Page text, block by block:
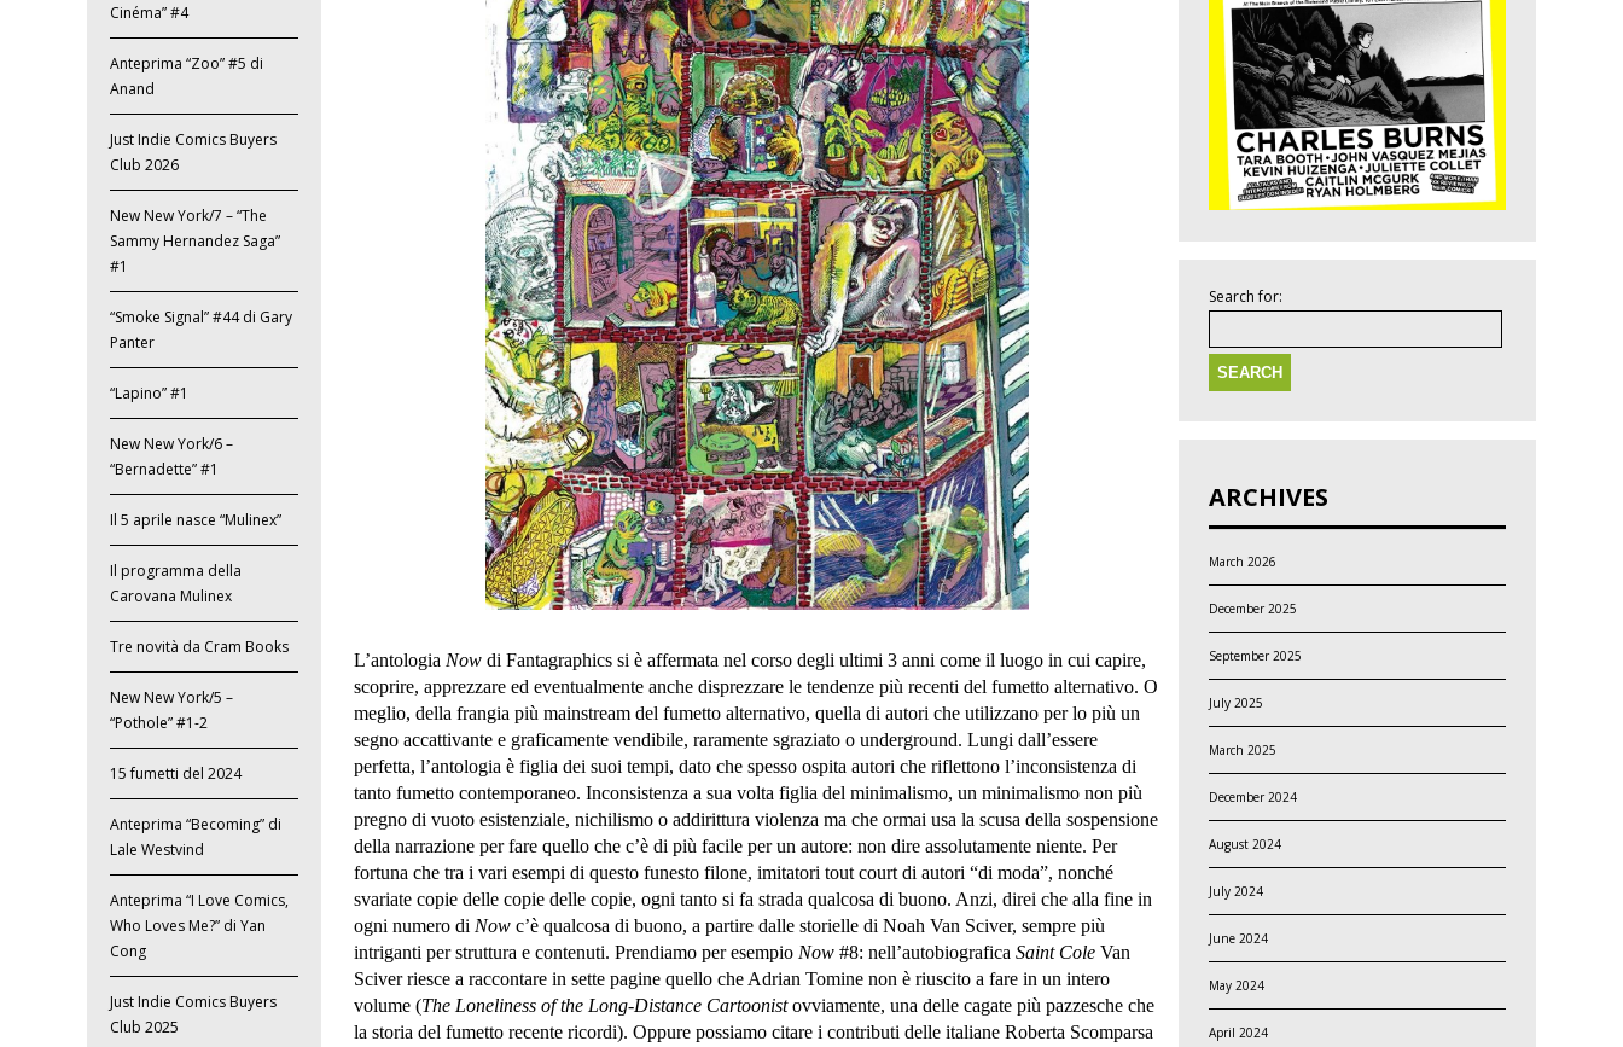
L’antologiaNow di Fantagraphics si è affermata nel corso degli ultimi 3 anni come il luogo in cui capire,
scoprire, apprezzare ed eventualmente anche disprezzare le tendenze più recenti del fumetto alternativo. O
meglio, della frangia più mainstream del fumetto alternativo, quella di autori che utilizzano per lo più un
segno accattivante e graficamente vendibile, raramente sgraziato o underground. Lungi dall’essere
perfetta, l’antologia è figlia dei suoi tempi, dato che spesso ospita autori che riflettono l’inconsistenza di
tanto fumetto contemporaneo. Inconsistenza a sua volta figlia del minimalismo, un minimalismo non più
pregno di vuoto esistenziale, nichilismo o addirittura violenza ma che ormai usa la scusa della sospensione
della narrazione per fare quello che c’è di più facile per un autore: non dire assolutamente niente. Per
fortuna che tra i vari esempi di questo funesto filone, imitatori tout court di autori “di moda”, nonché
svariate copie delle copie delle copie, ogni tanto si fa strada qualcosa di buono. Anzi, direi che alla fine in
ogni numero diNow c’è qualcosa di buono, a partire dalle storielle di Noah Van Sciver, sempre più
intriganti per struttura e contenuti. Prendiamo per esempioNow #8: nell’autobiograficaSaint Cole Van
Sciver riesce a raccontare in sette pagine quello che Adrian Tomine non è riuscito a fare in un intero
volume (The Loneliness of the Long-Distance Cartoonistovviamente, una delle cagate più pazzesche che
la storia del fumetto recente ricordi). Oppure possiamo citare i contributi delle italiane Roberta Scomparsa
Cinéma” #4
Anteprima “Zoo” #5 di
Anand
Just Indie Comics Buyers
Club 2026
New New York/7 – “The
Sammy Hernandez Saga”
#1
“Smoke Signal” #44 di Gary
Panter
“Lapino” #1
New New York/6 –
“Bernadette” #1
Il 5 aprile nasce “Mulinex”
Il programma della
Carovana Mulinex
Tre novità da Cram Books
New New York/5 –
“Pothole” #1-2
15 fumetti del 2024
Anteprima “Becoming” di
Lale Westvind
Anteprima “I Love Comics,
Who Loves Me?” di Yan
Cong
Just Indie Comics Buyers
Club 2025
Search for:
ARCHIVES
March 2026
December 2025
September 2025
July 2025
March 2025
December 2024
August 2024
July 2024
June 2024
May 2024
April 2024